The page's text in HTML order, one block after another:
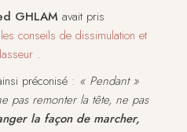
GHLAM avait pris
conseils de dissimulation et
.
préconisé : « Pendant »
pas remonter la tête, ne pas
la façon de marcher,